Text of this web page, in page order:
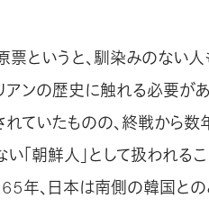
というと、馴染みのない
ンの歴史に触れる必要が
れていたものの、終戦から
「朝鮮人」として扱われる
年、日本は南側の韓国と